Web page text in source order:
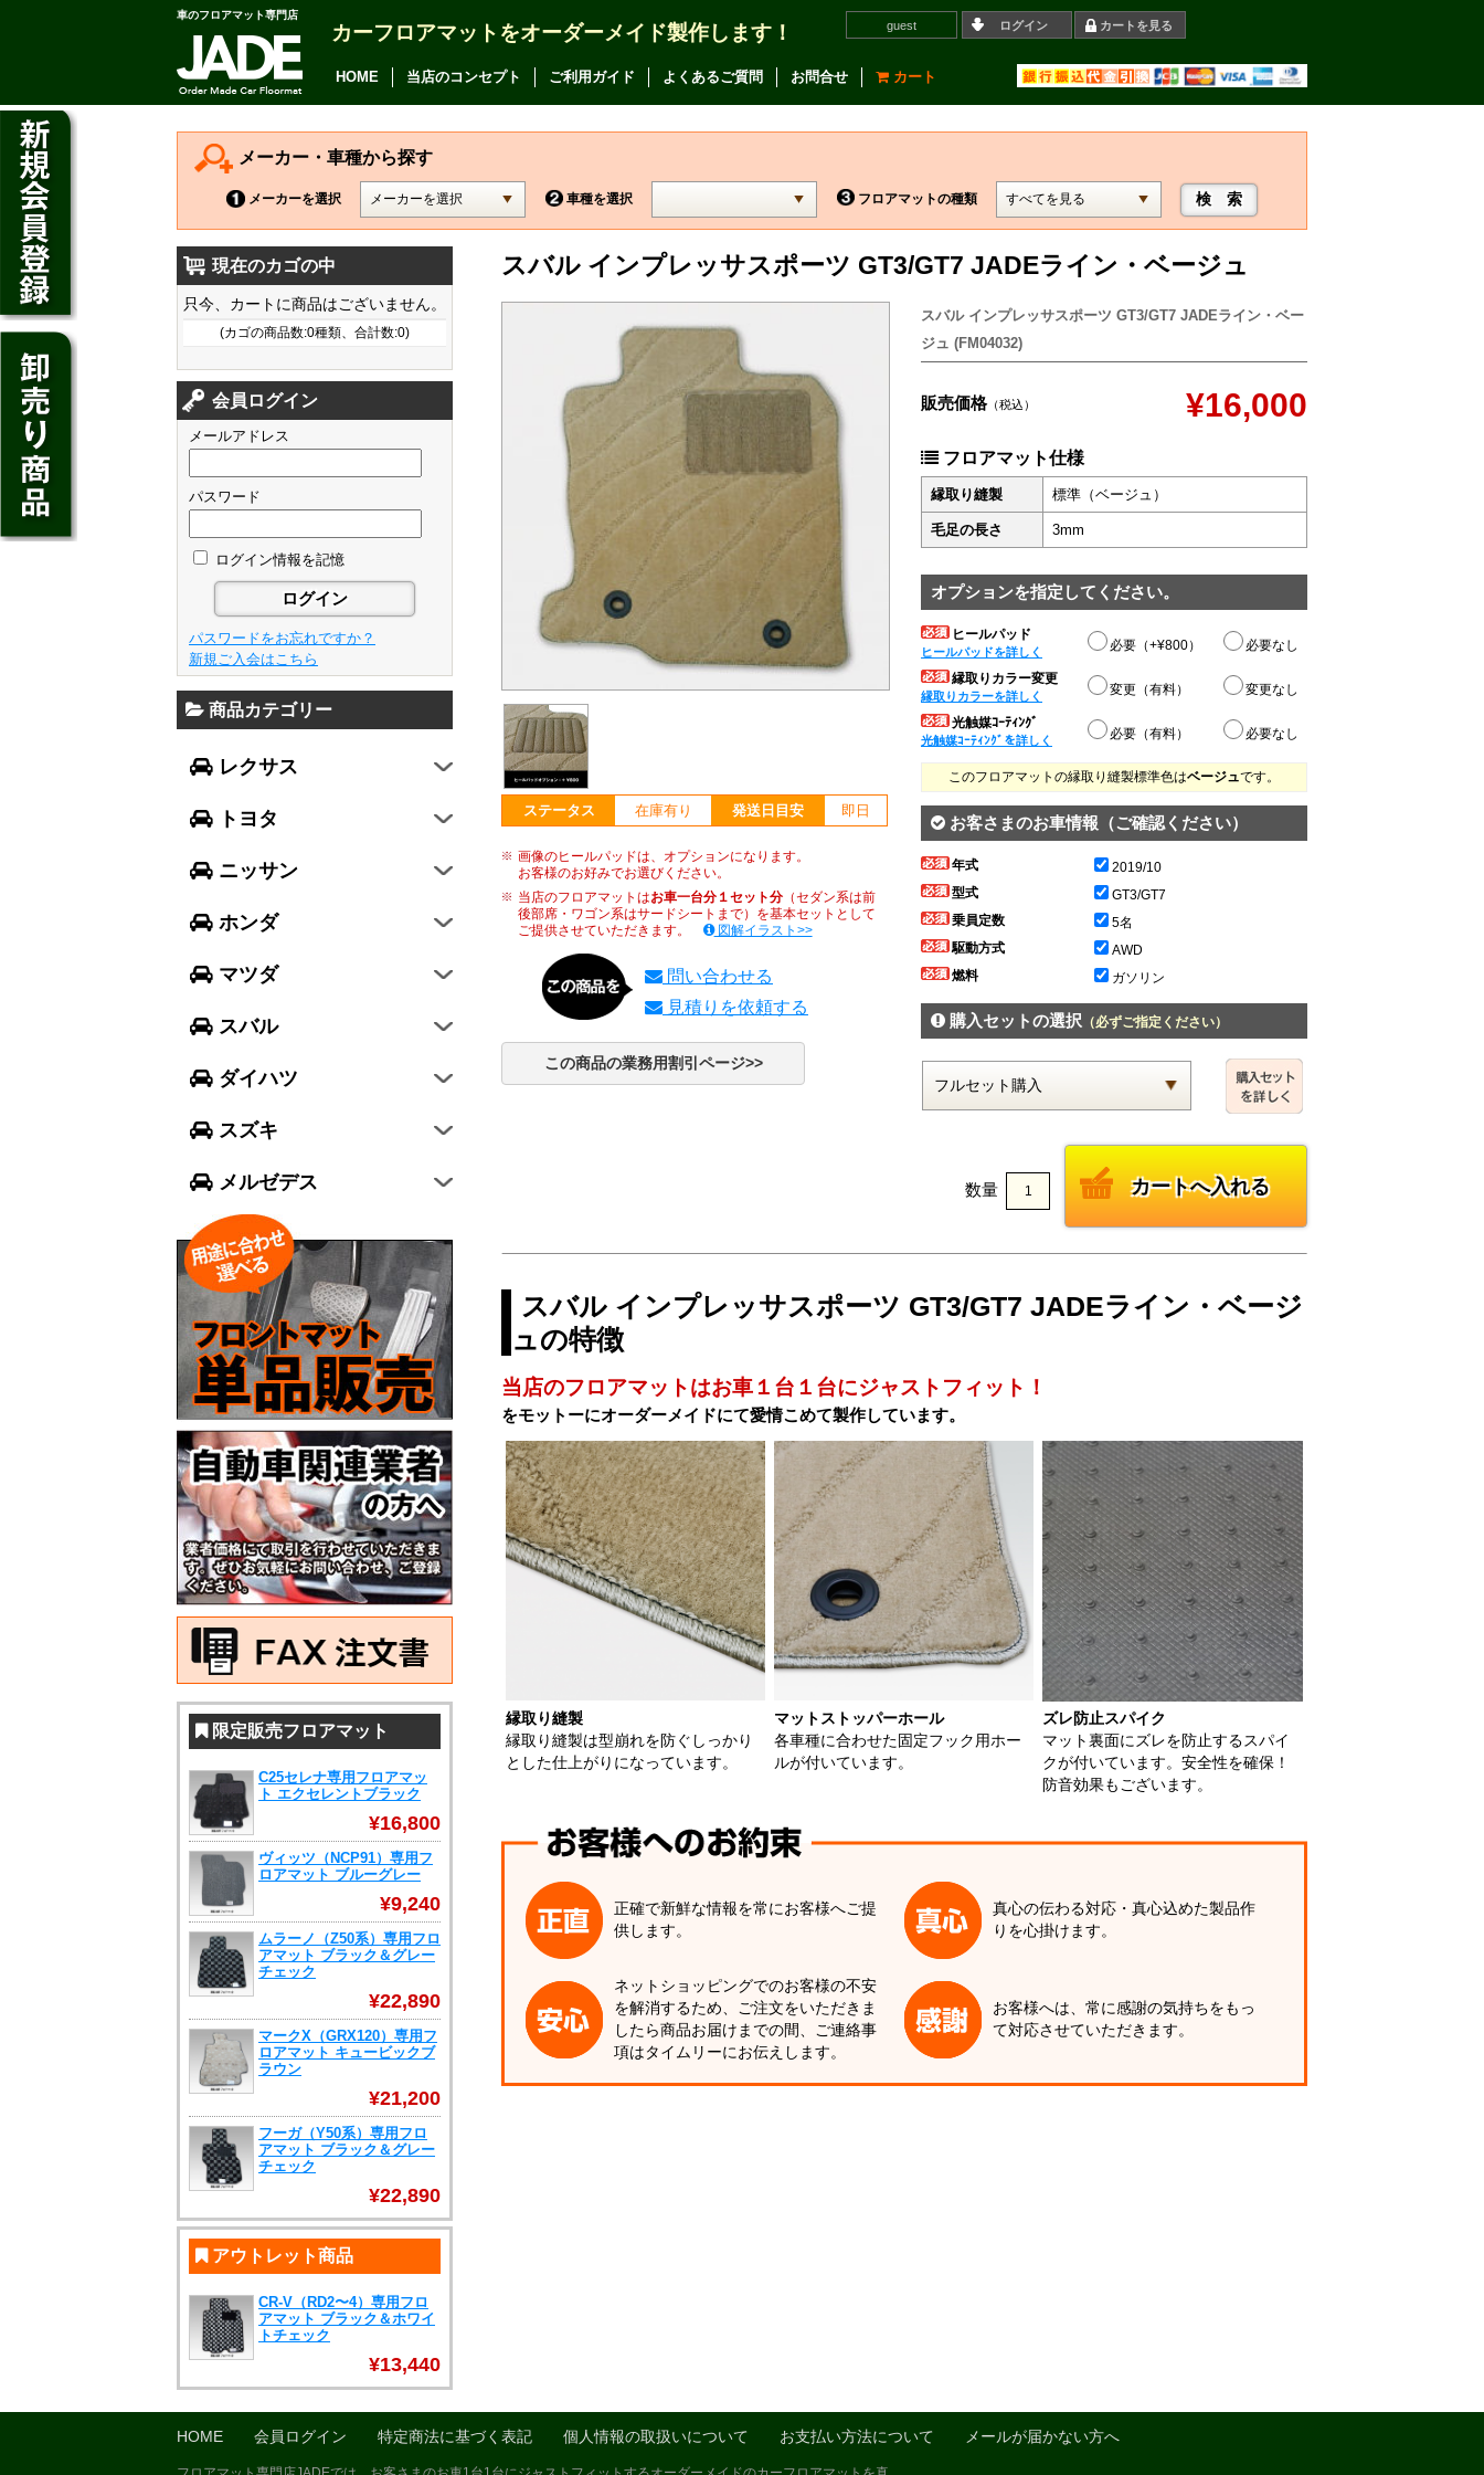
車のフロアマット専門店
カーフロアマットをオーダーメイド製作します！ guest ログイン カートを見る
HOME 当店のコンセプト ご利用ガイド よくあるご質問 お問合せ カート
メーカー・車種から探す
メーカーを選択 車種を選択 フロアマットの種類
スバル インプレッサスポーツ GT3/GT7 JADEライン・ベージュ
ステータス 在庫有り 発送日目安 即日
画像のヒールパッドは、オプションになります。
お客様のお好みでお選びください。
当店のフロアマットはお車一台分１セット分（セダン系は前
後部席・ワゴン系はサードシートまで）を基本セットとして
ご提供させていただきます。
図解イラスト>>
問い合わせる
見積りを依頼する
この商品の業務用割引ページ>>
スバル インプレッサスポーツ GT3/GT7 JADEライン・ベー
ジュ (FM04032)
販売価格（税込） ¥16,000
フロアマット仕様
縁取り縫製 標準（ベージュ）
毛足の長さ 3mm
オプションを指定してください。
ヒールパッド
ヒールパッドを詳しく 必要（+¥800） 必要なし
縁取りカラー変更
縁取りカラーを詳しく 変更（有料） 変更なし
光触媒ｺｰﾃｨﾝｸﾞ
光触媒ｺｰﾃｨﾝｸﾞを詳しく 必要（有料） 必要なし
このフロアマットの縁取り縫製標準色はベージュです。
お客さまのお車情報（ご確認ください）
年式
2019/10
型式
GT3/GT7
乗員定数
5名
駆動方式
AWD
燃料
ガソリン
購入セットの選択（必ずご指定ください）
数量
スバル インプレッサスポーツ GT3/GT7 JADEライン・ベージ
ュの特徴
当店のフロアマットはお車１台１台にジャストフィット！
をモットーにオーダーメイドにて愛情こめて製作しています。
縁取り縫製
縁取り縫製は型崩れを防ぐしっかり
とした仕上がりになっています。
マットストッパーホール
各車種に合わせた固定フック用ホー
ルが付いています。
ズレ防止スパイク
マット裏面にズレを防止するスパイ
クが付いています。安全性を確保！
防音効果もございます。
正確で新鮮な情報を常にお客様へご提
供します。
真心の伝わる対応・真心込めた製品作
りを心掛けます。
ネットショッピングでのお客様の不安
を解消するため、ご注文をいただきま
したら商品お届けまでの間、ご連絡事
項はタイムリーにお伝えします。
お客様へは、常に感謝の気持ちをもっ
て対応させていただきます。
現在のカゴの中
只今、カートに商品はございません。
(カゴの商品数:0種類、合計数:0)
会員ログイン
メールアドレス
パスワード
ログイン情報を記憶
パスワードをお忘れですか？
新規ご入会はこちら
商品カテゴリー
レクサス
CT200h
HS250h
GS
GS F
NX
RX
LX570
RC
LC
トヨタ
アルファード
ヴェルファイア
カムリ
カローラ アクシオ
プレミオ
プリウス
SAI
クラウン アスリート
クラウン マジェスタ
クラウン ロイヤル
アベンシス
カローラ フィールダー
プリウスα
FJクルーザー
CH-R
ハリアー
86
ニッサン
デイズ
デイズ ルークス
ジューク
ノート
キューブ
セレナ
エルグランド
エクストレイル
ティアナ
スカイライン
GT-R
ホンダ
フィット
シャトル
ジェイド
フリード
N-ONE
N-BOX
N-BOX SLASH
N-BOX+
N-WGN
グレイス
ヴェゼル
マツダ
フレア
フレアワゴン
フレアクロスオーバー
キャロル
デミオ
アクセラ スポーツ
アテンザ ワゴン
CX-3
ビアンテ
スバル
レガシィ B4
レガシィ アウトバック
WRX S4
インプレッサ スポーツ
インプレッサ G4
エクシーガ クロスオーバー7
ダイハツ
ミラ イース
ミラ
ミラ ココア
ムーヴ キャンバス
タント
トール
スズキ
スペーシア
ハスラー
エヴリィワゴン
スイフト
ジムニー シエラ
メルゼデス
Aクラス
GLCクラス
限定販売フロアマット
C25セレナ専用フロアマッ
ト エクセレントブラック
¥16,800
ヴィッツ（NCP91）専用フ
ロアマット ブルーグレー
¥9,240
ムラーノ（Z50系）専用フロ
アマット ブラック＆グレー
チェック
¥22,890
マークX（GRX120）専用フ
ロアマット キュービックブ
ラウン
¥21,200
フーガ（Y50系）専用フロ
アマット ブラック＆グレー
チェック
¥22,890
アウトレット商品
CR-V（RD2〜4）専用フロ
アマット ブラック＆ホワイ
トチェック
¥13,440
HOME 会員ログイン 特定商法に基づく表記 個人情報の取扱いについて お支払い方法について メールが届かない方へ